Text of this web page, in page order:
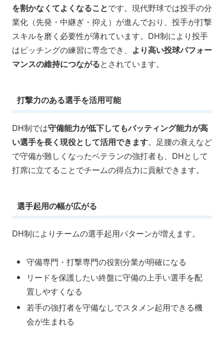
を割かなくてよくなることです。現代野球では投手の分
業化（先発・中継ぎ・抑え）が進んでおり、投手が打撃
スキルを磨く必要性が薄れています。DH制により投手
はピッチングの練習に専念でき、 より高い投球パフォー
マンスの維持につながるとされています。
打撃力のある選手を活用可能
DH制では守備能力が低下してもバッティング能力が高
い選手を長く現役として活用できます。足腰の衰えなど
で守備が難しくなったベテランの強打者も、DHとして
打席に立てることでチームの得点力に貢献できます。
選手起用の幅が広がる
DH制によりチームの選手起用パターンが増えます。
守備専門・打撃専門の役割分業が明確になる
リードを保護したい終盤に守備の上手い選手を配
置しやすくなる
若手の強打者を守備なしでスタメン起用できる機
会が生まれる